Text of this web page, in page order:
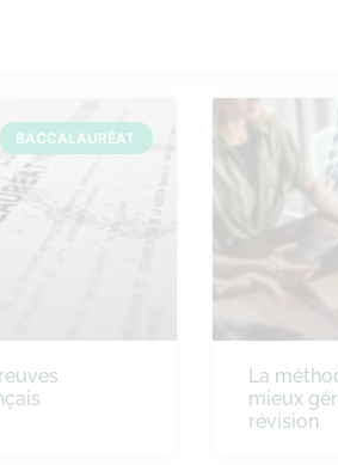
BACCALAURÉAT
La
mieux
révision